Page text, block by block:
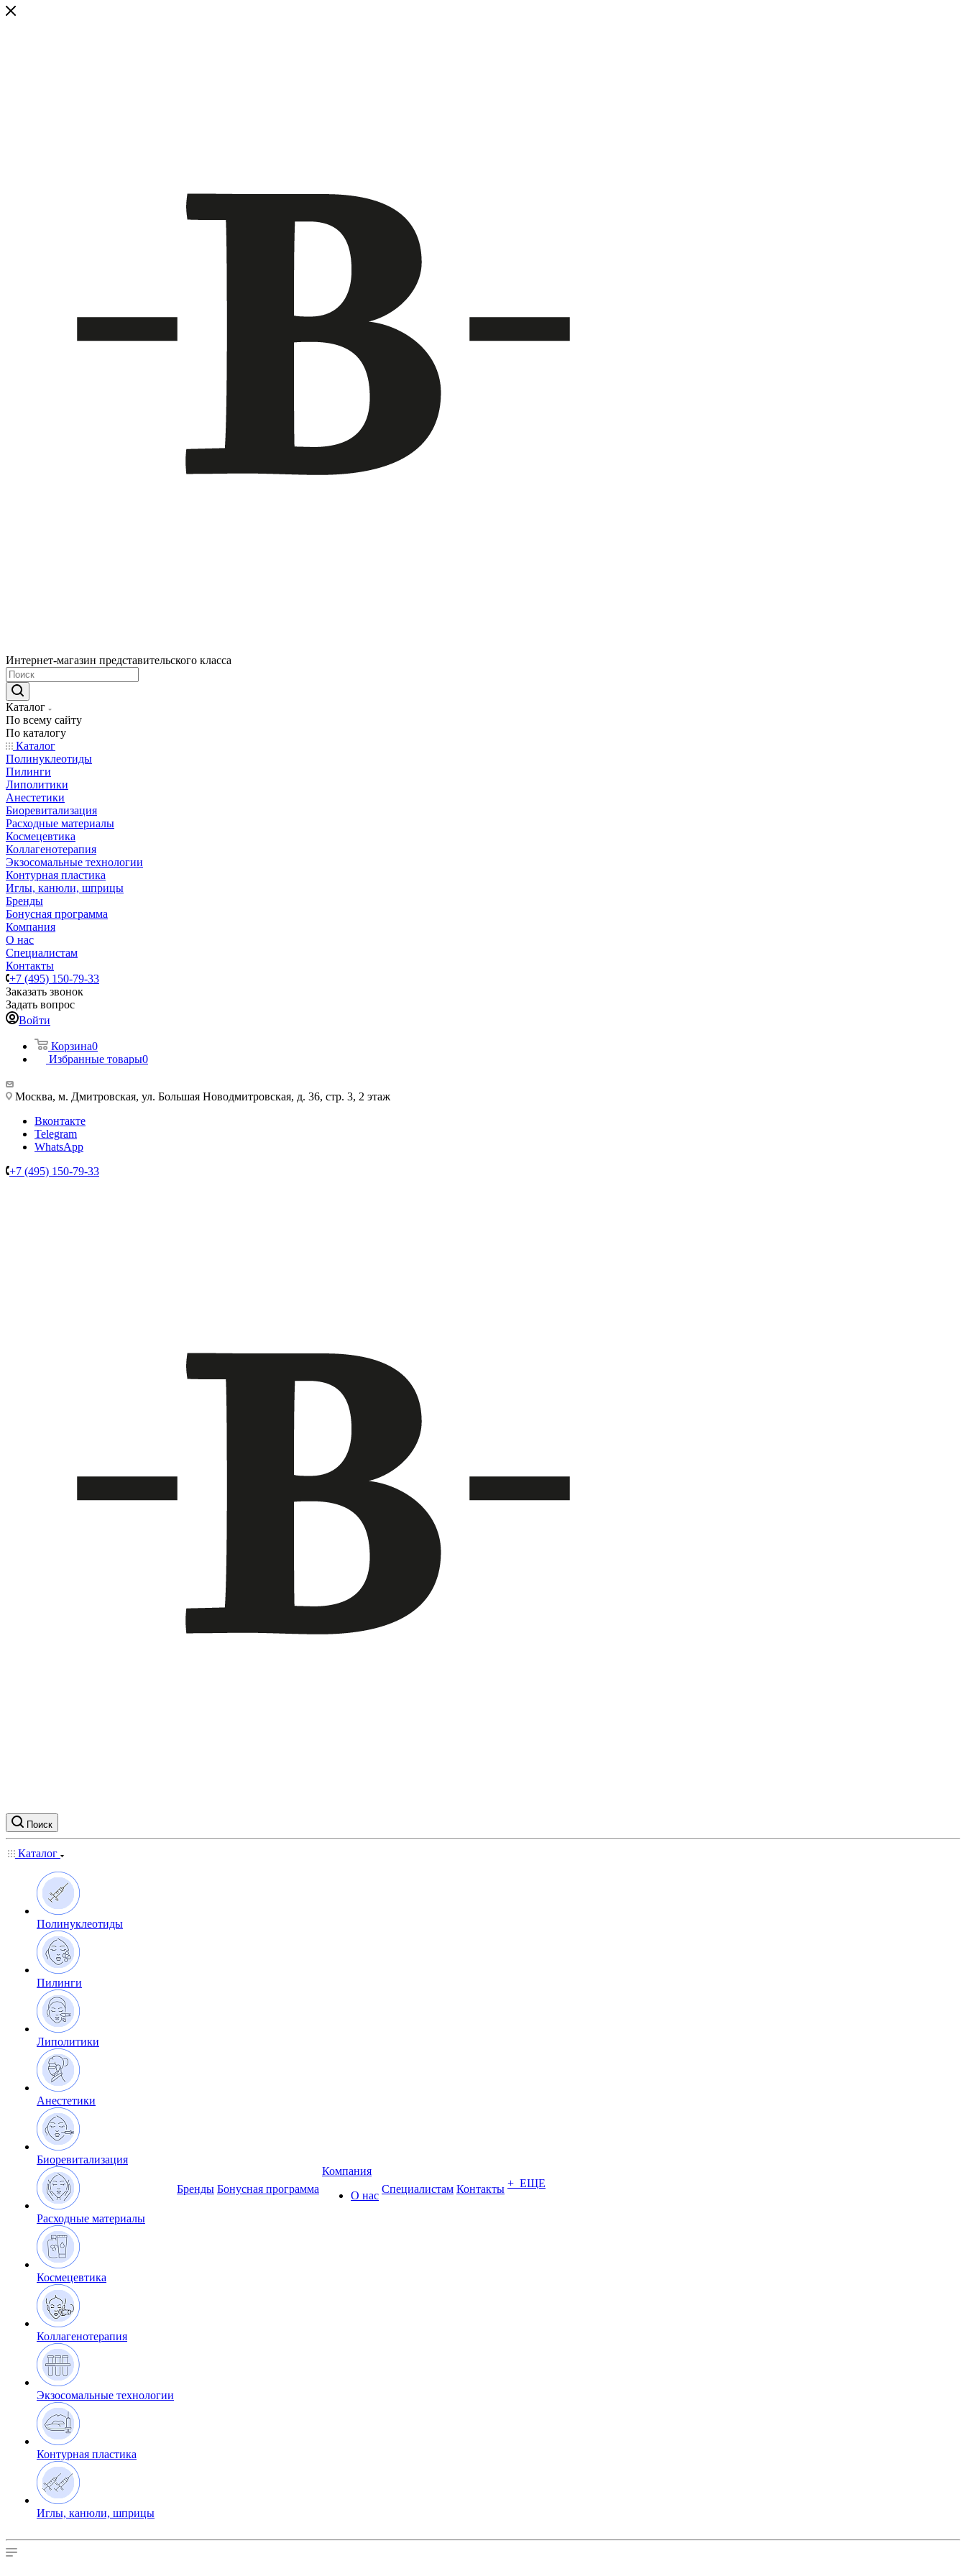
Интернет-магазин представительского класса
Каталог
По всему сайту
По каталогу
Каталог
Полинуклеотиды
Пилинги
Липолитики
Анестетики
Биоревитализация
Расходные материалы
Космецевтика
Коллагенотерапия
Экзосомальные технологии
Контурная пластика
Иглы, канюли, шприцы
Бренды
Бонусная программа
Компания
О нас
Специалистам
Контакты
+7 (495) 150-79-33
Заказать звонок
Задать вопрос
Войти
Корзина0
Избранные товары0
Москва, м. Дмитровская, ул. Большая Новодмитровская, д. 36, стр. 3, 2 этаж
Вконтакте
Telegram
WhatsApp
+7 (495) 150-79-33
Поиск
Каталог
Полинуклеотиды
Пилинги
Липолитики
Анестетики
Биоревитализация
Расходные материалы
Космецевтика
Коллагенотерапия
Экзосомальные технологии
Контурная пластика
Иглы, канюли, шприцы
Бренды Бонусная программа
Компания
О нас
Специалистам Контакты + ЕЩЕ